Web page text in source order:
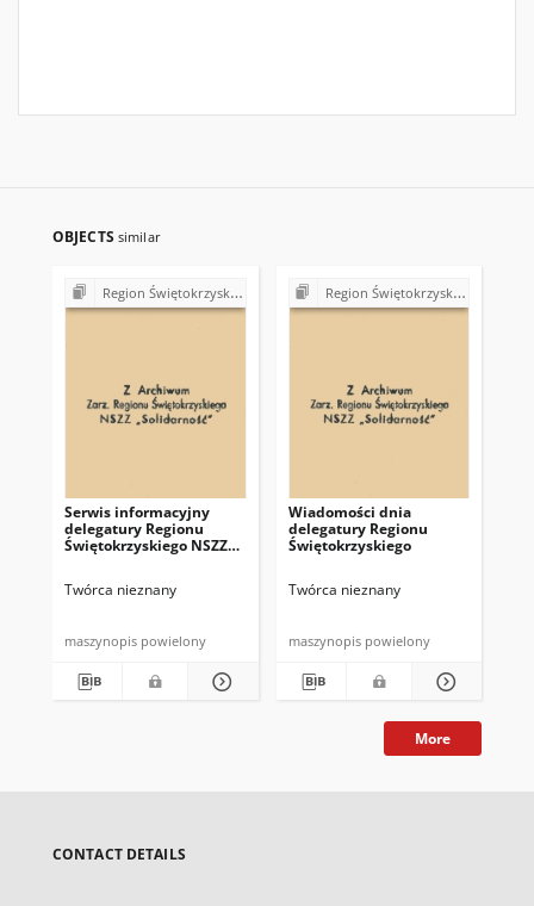
OBJECTS similar
Region Świętokrzyski NSZZ "Solidarność". Delegatura Starachowice
Serwis informacyjny
delegatury Regionu
Świętokrzyskiego NSZZ
Twórca nieznany
maszynopis powielony
Region Świętokrzyski NSZZ "Solidarność". Delegatura Starachowice
Wiadomości dnia
delegatury Regionu
Świętokrzyskiego
Twórca nieznany
maszynopis powielony
More
CONTACT DETAILS